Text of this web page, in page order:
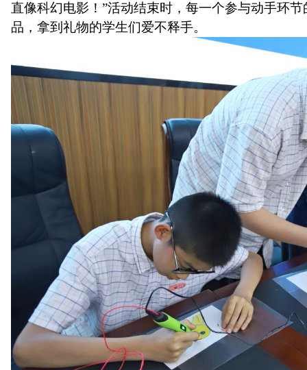
直像科幻电影！”活动结束时，每一个参与动手环
品 ， 拿到礼物的学生们爱不释手。